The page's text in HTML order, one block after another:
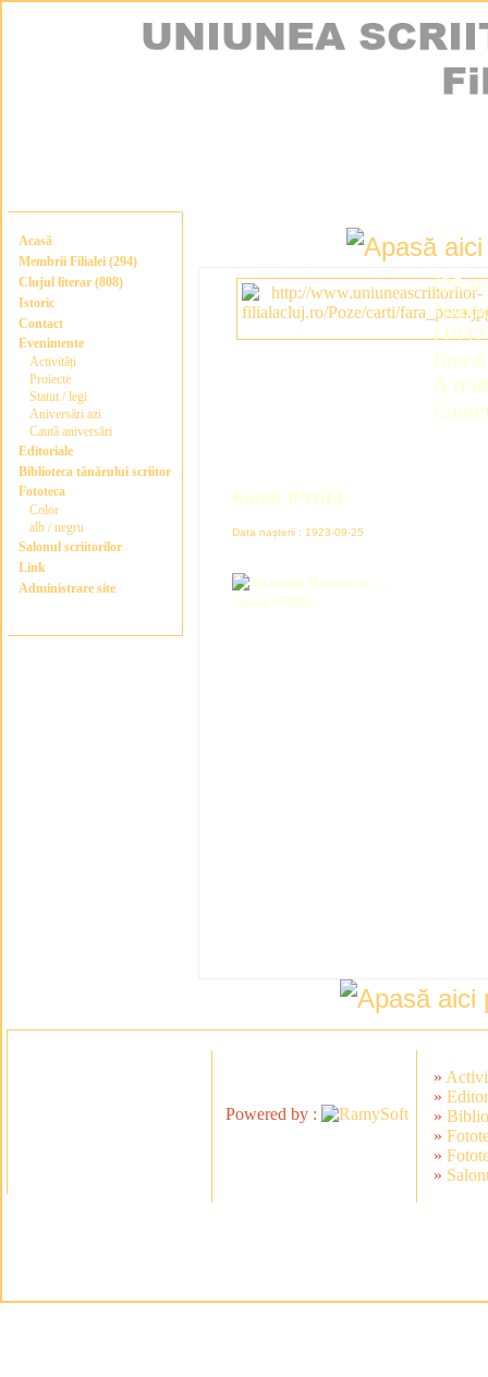
Acasă
Membrii Filialei (294)
Clujul literar (808)
Istoric
Contact
Evenimente
Activități
Proiecte
Statut / legi
Aniversări azi
Caută aniversări
Editoriale
Biblioteca tânărului scriitor
Fototeca
Color
alb / negru
Salonul scriitorilor
Link
Administrare site
Karoly ENGEL
Data nașterii : 1923-09-25
(25
A
Powered by :
»
»
»
»
»
»